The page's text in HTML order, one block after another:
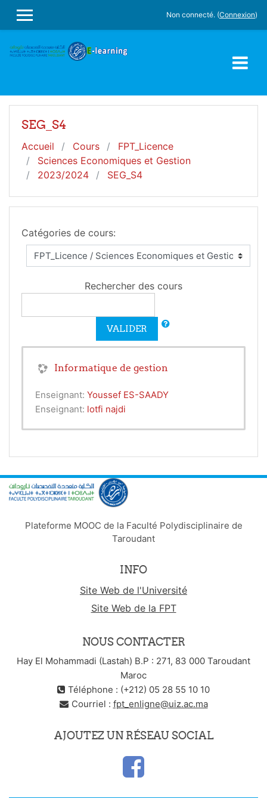
PANNEAU LATÉRAL
Non connecté. (Connexion)
SEG_S4
Accueil Cours
FPT_Licence
Sciences Economiques et Gestion
2023/2024
SEG_S4
Catégories de cours:
Rechercher des cours
VALIDER
Informatique de gestion
Enseignant: Youssef ES-SAADY
Enseignant: lotfi najdi
Plateforme MOOC de la Faculté Polydisciplinaire de
Taroudant
INFO
Site Web de l'Université
Site Web de la FPT
NOUS CONTACTER
Hay El Mohammadi (Lastah) B.P : 271, 83 000 Taroudant
Maroc
Téléphone : (+212) 05 28 55 10 10
Courriel : fpt_enligne@uiz.ac.ma
AJOUTEZ UN RÉSEAU SOCIAL